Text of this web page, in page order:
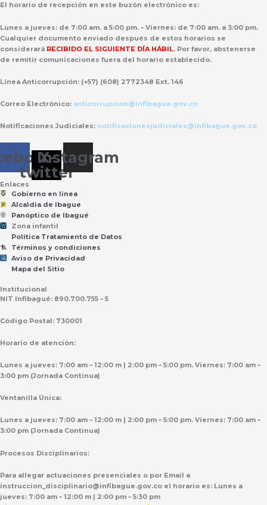
El horario de recepción en este buzón electrónico es:
Lunes a jueves: de 7:00 am. a 5:00 pm. – Viernes: de 7:00 am. a 3:00 pm.
Cualquier documento enviado después de estos horarios se
considerará RECIBIDO EL SIGUIENTE DÍA HÁBIL. Por favor, abstenerse
de remitir comunicaciones fuera del horario establecido.
Línea Anticorrupción: (+57) (608) 2772348 Ext. 146
Correo Electrónico: anticorrupcion@infibague.gov.co
Notificaciones Judiciales: notificacionesjudiciales@infibague.gov.co
X-
twitter
Instagram
Enlaces
Gobierno en linea
Alcaldia de Ibague
Panóptico de Ibagué
Zona infantil
Política Tratamiento de Datos
Términos y condiciones
Aviso de Privacidad
Mapa del Sitio
Institucional
NIT Infibagué: 890.700.755 – 5
Código Postal: 730001
Horario de atención:
Lunes a jueves: 7:00 am – 12:00 m | 2:00 pm – 5:00 pm. Viernes: 7:00 am –
3:00 pm (Jornada Continua)
Ventanilla Única:
Lunes a jueves: 7:00 am – 12:00 m | 2:00 pm – 5:00 pm. Viernes: 7:00 am –
3:00 pm (Jornada Continua)
Procesos Disciplinarios:
Para allegar actuaciones presenciales o por Email a
instruccion_disciplinario@infibague.gov.co el horario es: Lunes a
jueves: 7:00 am – 12:00 m | 2:00 pm – 5:30 pm